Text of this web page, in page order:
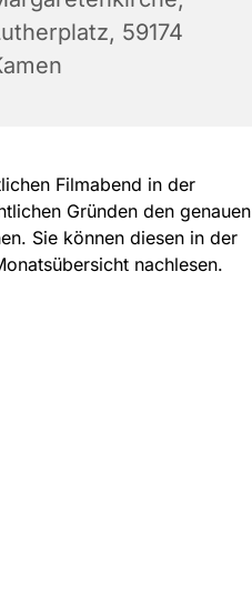
59174
Filmabend in der
Gründen den genauen
Sie können diesen in der
nachlesen.